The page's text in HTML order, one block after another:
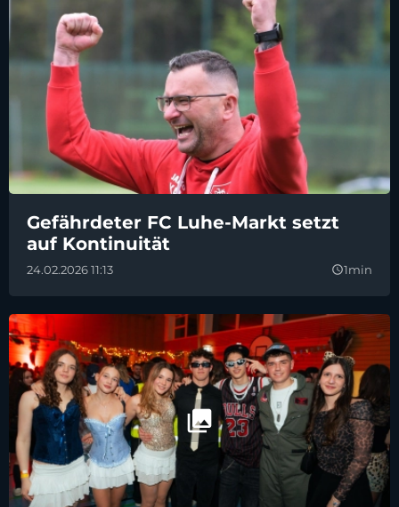
Gefährdeter FC Luhe-Markt setzt
auf Kontinuität
24.02.2026 11:13 query_builder1min